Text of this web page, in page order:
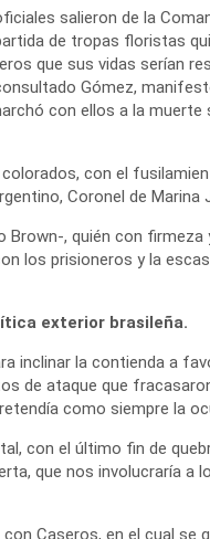
salieron de la
de tropas floristas
que sus vidas serían
Gómez,
con ellos a la muerte
con el
Coronel de
Brown-, quién con
los prisioneros y la
exterior brasileña.
inclinar la contienda a
de ataque que
como siempre la
con el último fin de
que nos involucraría
Caseros, en el cual